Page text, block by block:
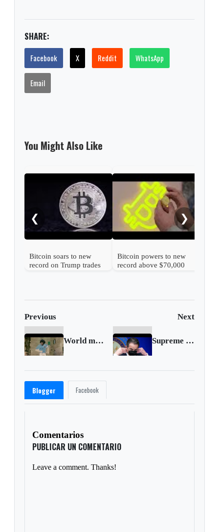
SHARE:
Facebook X Reddit WhatsApp
Email
You Might Also Like
❮
Bitcoin soars to new
record on Trump trades
Bitcoin powers to new
record above $70,000
❯
Previous Next
World mourns soccer great Diego Maradona Supreme Court backs religious groups in New York
Blogger Facebook
Comentarios
PUBLICAR UN COMENTARIO
Leave a comment. Thanks!